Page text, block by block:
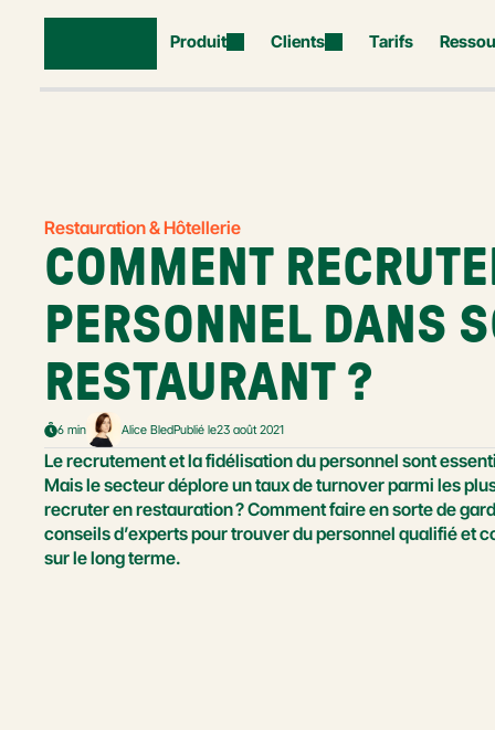
Produit Clients Tarifs
Restauration & Hôtellerie
COMMENT
PERSONNEL DANS
RESTAURANT ?
6 min Alice BledPublié le23 août 2021
Le recrutement et la fidélisation du personnel sont
Mais le secteur déplore un taux de turnover parmi les
recruter en restauration ? Comment faire en sorte de
conseils d’experts pour trouver du personnel qualifié et
sur le long terme.